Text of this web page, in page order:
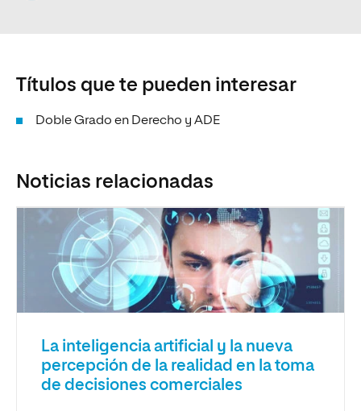
Títulos que te pueden interesar
Doble Grado en Derecho y ADE
Noticias relacionadas
La inteligencia artificial y la nueva
percepción de la realidad en la toma
de decisiones comerciales